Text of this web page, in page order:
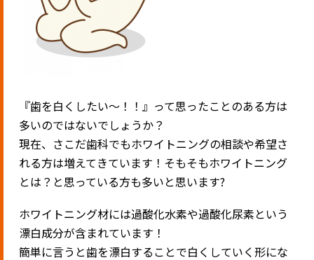
『歯を白くしたい〜！！』って思ったことのある方は
多いのではないでしょうか？
現在、さこだ歯科でもホワイトニングの相談や希望さ
れる方は増えてきています！そもそもホワイトニング
とは？と思っている方も多いと思います?
ホワイトニング材には過酸化水素や過酸化尿素という
漂白成分が含まれています！
簡単に言うと歯を漂白することで白くしていく形にな